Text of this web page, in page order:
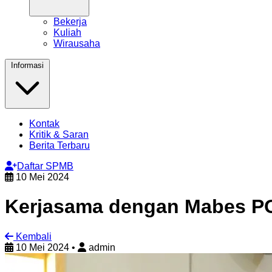
Bekerja
Kuliah
Wirausaha
Kontak
Kritik & Saran
Berita Terbaru
Daftar SPMB
10 Mei 2024
Kerjasama dengan Mabes
Kembali
10 Mei 2024 • admin